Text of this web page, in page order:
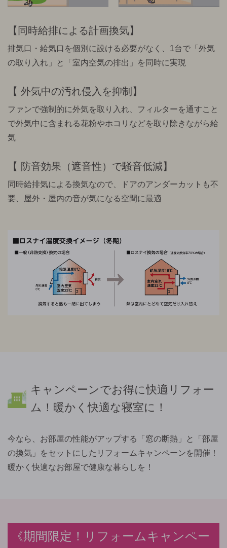
同時給排による計画換気
排気口・給気口を個別に設ける必要がなく、1台で「外気
の取り入れ」と「室内空気の排出」を同時に実現
外気中の汚れ侵入を抑制
ファンで強制的に外気を取り入れ、フィルターを通すこと
で外気中に含まれる花粉やホコリなどを取り除きながら給
気
防音効果（遮音性）で騒音低減
同時給排気による換気なので、ドアのアンダーカットも不
要、屋外・屋内の音が気になる空間に最適
キャンペーンでお得に快適リフォー
ム！暖かく快適な寝室に！
今なら、お部屋の性能がアップする「窓の断熱」と「部屋
の換気」をセットにしたリフォームキャンペーンを開催！
暖かく快適なお部屋で健康な暮らしを！
期間限定！リフォームキャンペー